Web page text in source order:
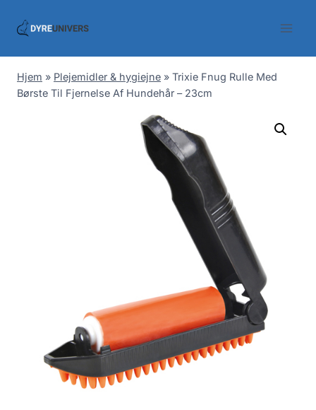
Hjem » Plejemidler & hygiejne » Trixie Fnug Rulle Med
Børste Til Fjernelse Af Hundehår – 23cm